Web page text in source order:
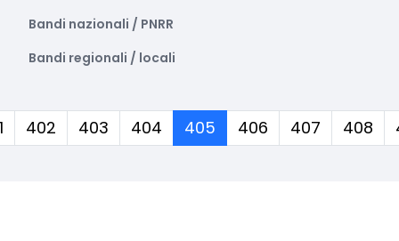
Bandi nazionali / PNRR
Bandi regionali / locali
402 403 404 405 (corrente)
406 407 408